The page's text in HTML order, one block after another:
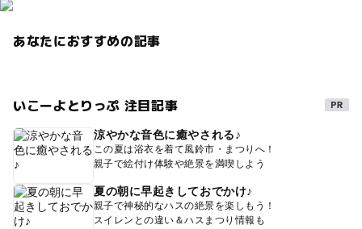
あなたにおすすめの記事
いこーよとりっぷ 注目記事
涼やかな音色に癒やされる♪
この夏は浴衣を着て風鈴市・まつりへ！
親子で絵付け体験や絶景を満喫しよう
夏の朝に早起きしておでかけ♪
親子で神秘的なハスの絶景を楽しもう！
スイレンとの違い＆ハスまつり情報も